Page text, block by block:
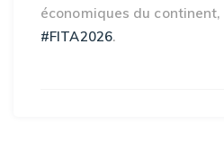
économiques du
#FITA2026.